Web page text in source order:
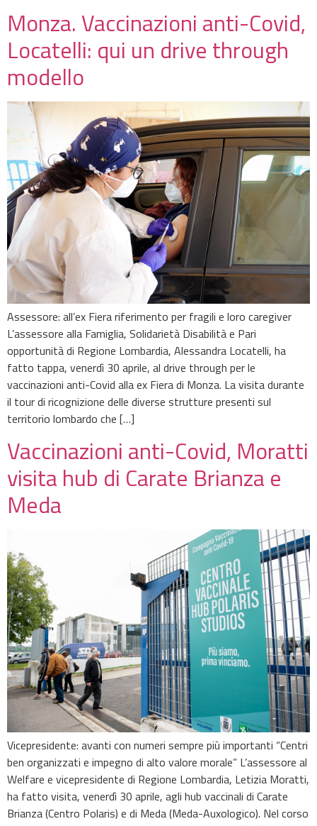
Monza. Vaccinazioni anti-Covid,
Locatelli: qui un drive through
modello
Assessore: all’ex Fiera riferimento per fragili e loro caregiver
L’assessore alla Famiglia, Solidarietà Disabilità e Pari
opportunità di Regione Lombardia, Alessandra Locatelli, ha
fatto tappa, venerdì 30 aprile, al drive through per le
vaccinazioni anti-Covid alla ex Fiera di Monza. La visita durante
il tour di ricognizione delle diverse strutture presenti sul
territorio lombardo che […]
Vaccinazioni anti-Covid, Moratti
visita hub di Carate Brianza e
Meda
Vicepresidente: avanti con numeri sempre più importanti “Centri
ben organizzati e impegno di alto valore morale” L’assessore al
Welfare e vicepresidente di Regione Lombardia, Letizia Moratti,
ha fatto visita, venerdì 30 aprile, agli hub vaccinali di Carate
Brianza (Centro Polaris) e di Meda (Meda-Auxologico). Nel corso